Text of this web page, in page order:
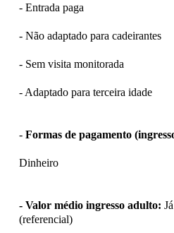
- Entrada paga
- Não adaptado para cadeirantes
- Sem visita monitorada
- Adaptado para terceira idade
- Formas de pagamento
Dinheiro
- Valor médio ingresso adulto:
(referencial)